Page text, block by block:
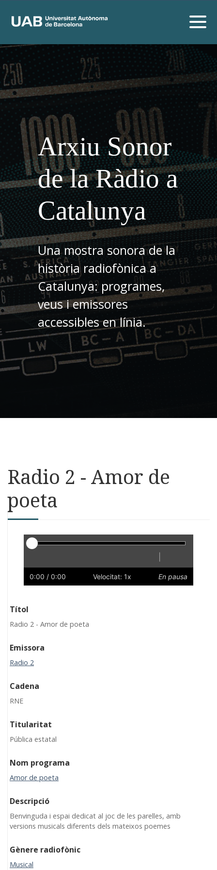
Arxiu Sonor
de la Ràdio a
Catalunya
Una mostra sonora de la
història radiofònica a
Catalunya: programes,
veus i emissores
accessibles en línia.
Radio 2 - Amor de
poeta
Reproductor
Lent
0:00 / 0:00 Velocitat: 1x En pausa
Títol
Radio 2 - Amor de poeta
Emissora
Radio 2
Cadena
RNE
Titularitat
Pública estatal
Nom programa
Amor de poeta
Descripció
Benvinguda i espai dedicat al joc de les parelles, amb
versions musicals diferents dels mateixos poemes
Gènere radiofònic
Musical